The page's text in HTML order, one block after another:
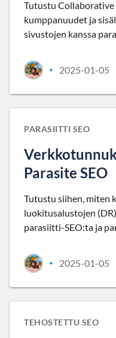
Tutustu Collaborative
kumppanuudet ja
sivustojen kanssa
• 2025-01-05
PARASIITTI SEO
Parasite SEO
Tutustu siihen, miten
luokitusalustojen
parasiitti-SEO:ta ja
• 2025-01-05
TEHOSTETTU SEO